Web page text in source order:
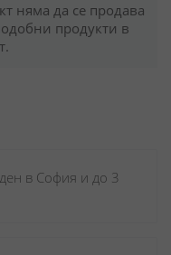
няма да се продава
продукти в
в София и до 3